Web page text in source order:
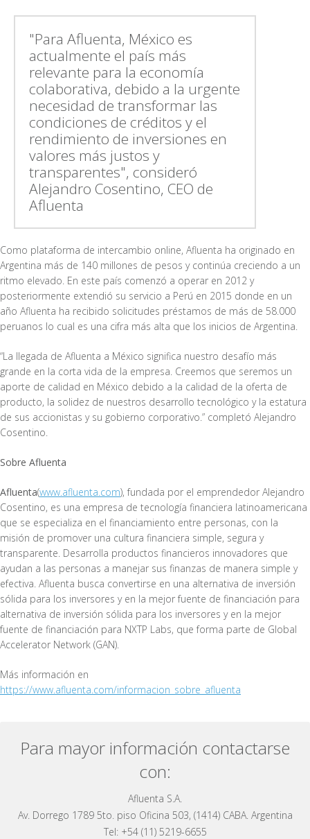
"Para Afluenta, México es
actualmente el país más
relevante para la economía
colaborativa, debido a la urgente
necesidad de transformar las
condiciones de créditos y el
rendimiento de inversiones en
valores más justos y
transparentes", consideró
Alejandro Cosentino, CEO de
Afluenta
Como plataforma de intercambio online, Afluenta ha originado en
Argentina más de 140 millones de pesos y continúa creciendo a un
ritmo elevado. En este país comenzó a operar en 2012 y
posteriormente extendió su servicio a Perú en 2015 donde en un
año Afluenta ha recibido solicitudes préstamos de más de 58.000
peruanos lo cual es una cifra más alta que los inicios de Argentina.
“La llegada de Afluenta a México significa nuestro desafío más
grande en la corta vida de la empresa. Creemos que seremos un
aporte de calidad en México debido a la calidad de la oferta de
producto, la solidez de nuestros desarrollo tecnológico y la estatura
de sus accionistas y su gobierno corporativo.” completó Alejandro
Cosentino.
Sobre Afluenta
Afluenta(www.afluenta.com), fundada por el emprendedor Alejandro
Cosentino, es una empresa de tecnología financiera latinoamericana
que se especializa en el financiamiento entre personas, con la
misión de promover una cultura financiera simple, segura y
transparente. Desarrolla productos financieros innovadores que
ayudan a las personas a manejar sus finanzas de manera simple y
efectiva. Afluenta busca convertirse en una alternativa de inversión
sólida para los inversores y en la mejor fuente de financiación para
alternativa de inversión sólida para los inversores y en la mejor
fuente de financiación para NXTP Labs, que forma parte de Global
Accelerator Network (GAN).
Más información en
https://www.afluenta.com/informacion_sobre_afluenta
Para mayor información contactarse
con:
Afluenta S.A.
Av. Dorrego 1789 5to. piso Oficina 503, (1414) CABA. Argentina
Tel: +54 (11) 5219-6655